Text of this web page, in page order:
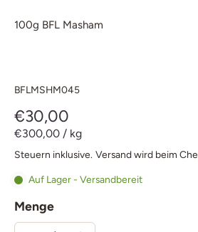
100g BFL Masham
BFLMSHM045
€30,00
€300,00 / kg
Steuern inklusive. Versandwird beim
Auf Lager - Versandbereit
Menge